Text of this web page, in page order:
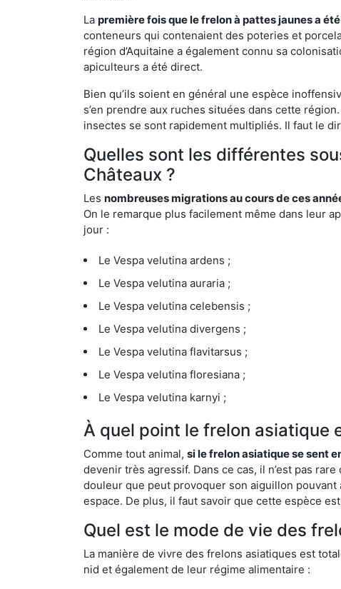
La première fois que le frelon à pattes jaunes a
conteneurs qui contenaient des poteries et
région d’Aquitaine a également connu sa
apiculteurs a été direct.
Bien qu’ils soient en général une espèce
s’en prendre aux ruches situées dans cette
insectes se sont rapidement multipliés. Il faut le
Quelles sont les différentes
Châteaux ?
Les nombreuses migrations au cours de ces
On le remarque plus facilement même dans leur
jour :
Le Vespa velutina ardens ;
Le Vespa velutina auraria ;
Le Vespa velutina celebensis ;
Le Vespa velutina divergens ;
Le Vespa velutina flavitarsus ;
Le Vespa velutina floresiana ;
Le Vespa velutina karnyi ;
À quel point le frelon asiatique
Comme tout animal, si le frelon asiatique se sent
devenir très agressif. Dans ce cas, il n’est pas
douleur que peut provoquer son aiguillon
espace. De plus, il faut savoir que cette espèce
Quel est le mode de vie des
La manière de vivre des frelons asiatiques est
nid et également de leur régime alimentaire :